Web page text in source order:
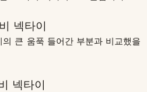
넥타이
큰 움푹 들어간 부분과 비교했을
넥타이